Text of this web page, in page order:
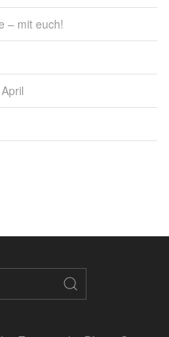
– mit euch!